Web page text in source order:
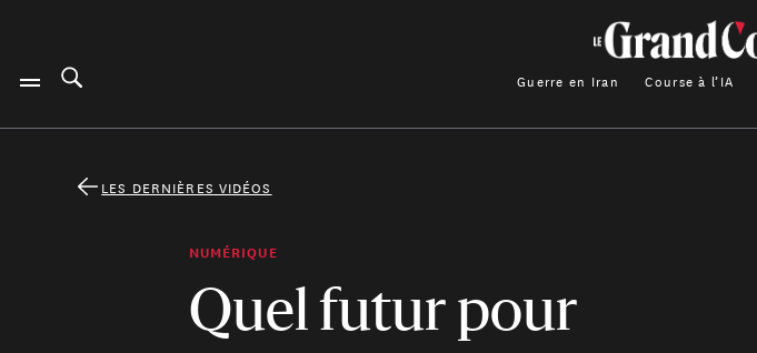
Guerre en Iran Course à l’IA
LES DERNIÈRES VIDÉOS
NUMÉRIQUE
Quel futur pour